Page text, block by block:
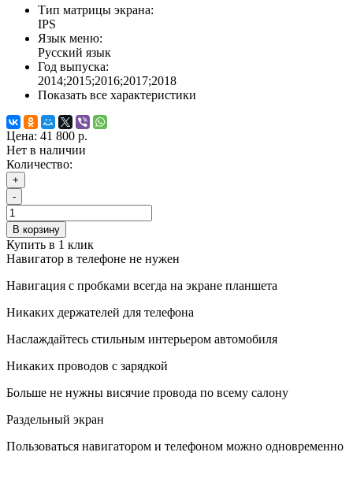
Тип матрицы экрана:
IPS
Язык меню:
Русский язык
Год выпуска:
2014;2015;2016;2017;2018
Показать все характеристики
Цена: 41 800 р.
Нет в наличии
Количество:
+
-
В корзину
Купить в 1 клик
Навигатор в телефоне не нужен
Навигация с пробками всегда на экране планшета
Никаких держателей для телефона
Наслаждайтесь стильным интерьером автомобиля
Никаких проводов с зарядкой
Больше не нужны висячие провода по всему салону
Раздельный экран
Пользоваться навигатором и телефоном можно одновременно